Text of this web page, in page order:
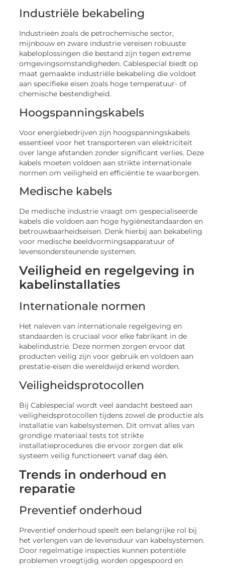
Industriële bekabeling
Industrieën zoals de petrochemische sector,
mijnbouw en zware industrie vereisen robuuste
kabeloplossingen die bestand zijn tegen extreme
omgevingsomstandigheden. Cablespecial biedt op
maat gemaakte industriële bekabeling die voldoet
aan specifieke eisen zoals hoge temperatuur- of
chemische bestendigheid.
Hoogspanningskabels
Voor energiebedrijven zijn hoogspanningskabels
essentieel voor het transporteren van elektriciteit
over lange afstanden zonder significant verlies. Deze
kabels moeten voldoen aan strikte internationale
normen om veiligheid en efficiëntie te waarborgen.
Medische kabels
De medische industrie vraagt om gespecialiseerde
kabels die voldoen aan hoge hygiënestandaarden en
betrouwbaarheidseisen. Denk hierbij aan bekabeling
voor medische beeldvormingsapparatuur of
levensondersteunende systemen.
Veiligheid en regelgeving in
kabelinstallaties
Internationale normen
Het naleven van internationale regelgeving en
standaarden is cruciaal voor elke fabrikant in de
kabelindustrie. Deze normen zorgen ervoor dat
producten veilig zijn voor gebruik en voldoen aan
prestatie-eisen die wereldwijd erkend worden.
Veiligheidsprotocollen
Bij Cablespecial wordt veel aandacht besteed aan
veiligheidsprotocollen tijdens zowel de productie als
installatie van kabelsystemen. Dit omvat alles van
grondige materiaal tests tot strikte
installatieprocedures die ervoor zorgen dat elk
systeem veilig functioneert vanaf dag één.
Trends in onderhoud en
reparatie
Preventief onderhoud
Preventief onderhoud speelt een belangrijke rol bij
het verlengen van de levensduur van kabelsystemen.
Door regelmatige inspecties kunnen potentiële
problemen vroegtijdig worden opgespoord en